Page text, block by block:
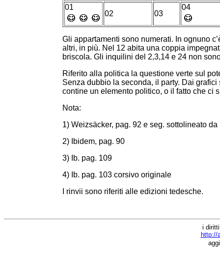
01
02 03
04
Gli appartamenti sono numerati. In ognuno
altri, in più. Nel 12 abita una coppia
briscola. Gli inquilini del 2,3,14 e 24 non
Riferito alla politica la questione verte sul
Senza dubbio la seconda, il party. Dai
contine un elemento politico, o il fatto che ci
Nota:
1) Weizsäcker, pag. 92 e seg. sottolineato da
2) Ibidem, pag. 90
3) Ib. pag. 109
4) Ib. pag. 103 corsivo originale
I rinvii sono riferiti alle edizioni tedesche.
i diritti
http://